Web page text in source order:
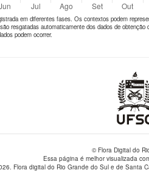
em diferentes fases. Os contextos podem
resgatadas automaticamente dos dados de obtenção
podem ocorrer.
© Flora Digital do
Essa página é melhor visualizada
Flora digital do Rio Grande do Sul e de Santa